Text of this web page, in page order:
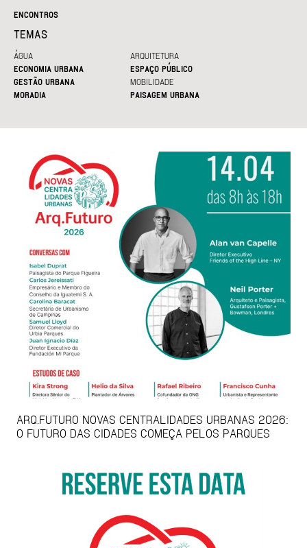
ENCONTROS
TEMAS
ÁGUA
ARQUITETURA
ECONOMIA URBANA
ESPAÇO PÚBLICO
GESTÃO URBANA
MOBILIDADE
MORADIA
PAISAGEM URBANA
ARQ.FUTURO NOVAS CENTRALIDADES URBANAS 2026:
O FUTURO DAS CIDADES COMEÇA PELOS PARQUES